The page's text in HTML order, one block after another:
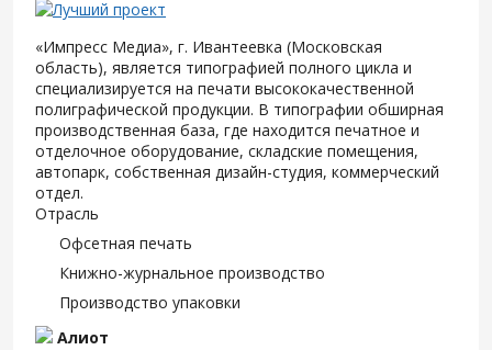
«Импресс Медиа», г. Ивантеевка (Московская
область), является типографией полного цикла и
специализируется на печати высококачественной
полиграфической продукции. В типографии обширная
производственная база, где находится печатное и
отделочное оборудование, складские помещения,
автопарк, собственная дизайн-студия, коммерческий
отдел.
Отрасль
Офсетная печать
Книжно-журнальное производство
Производство упаковки
Алиот